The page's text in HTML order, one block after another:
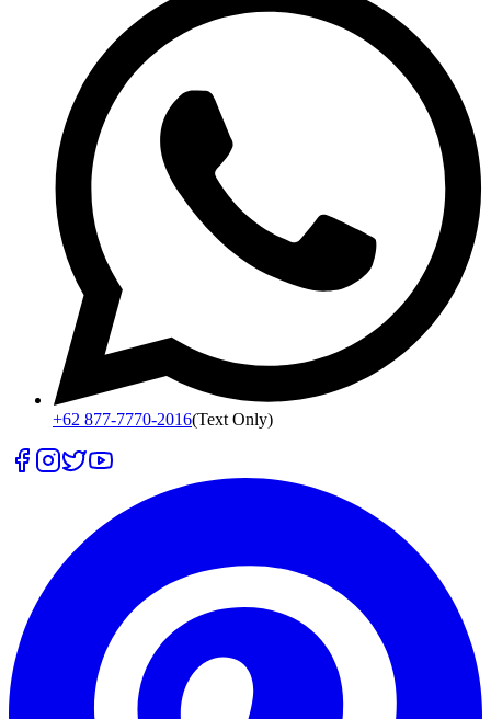
+62 877-7770-2016(Text Only)